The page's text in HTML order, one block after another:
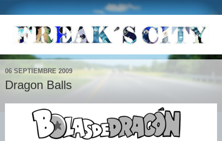
06 SEPTIEMBRE 2009
Dragon Balls